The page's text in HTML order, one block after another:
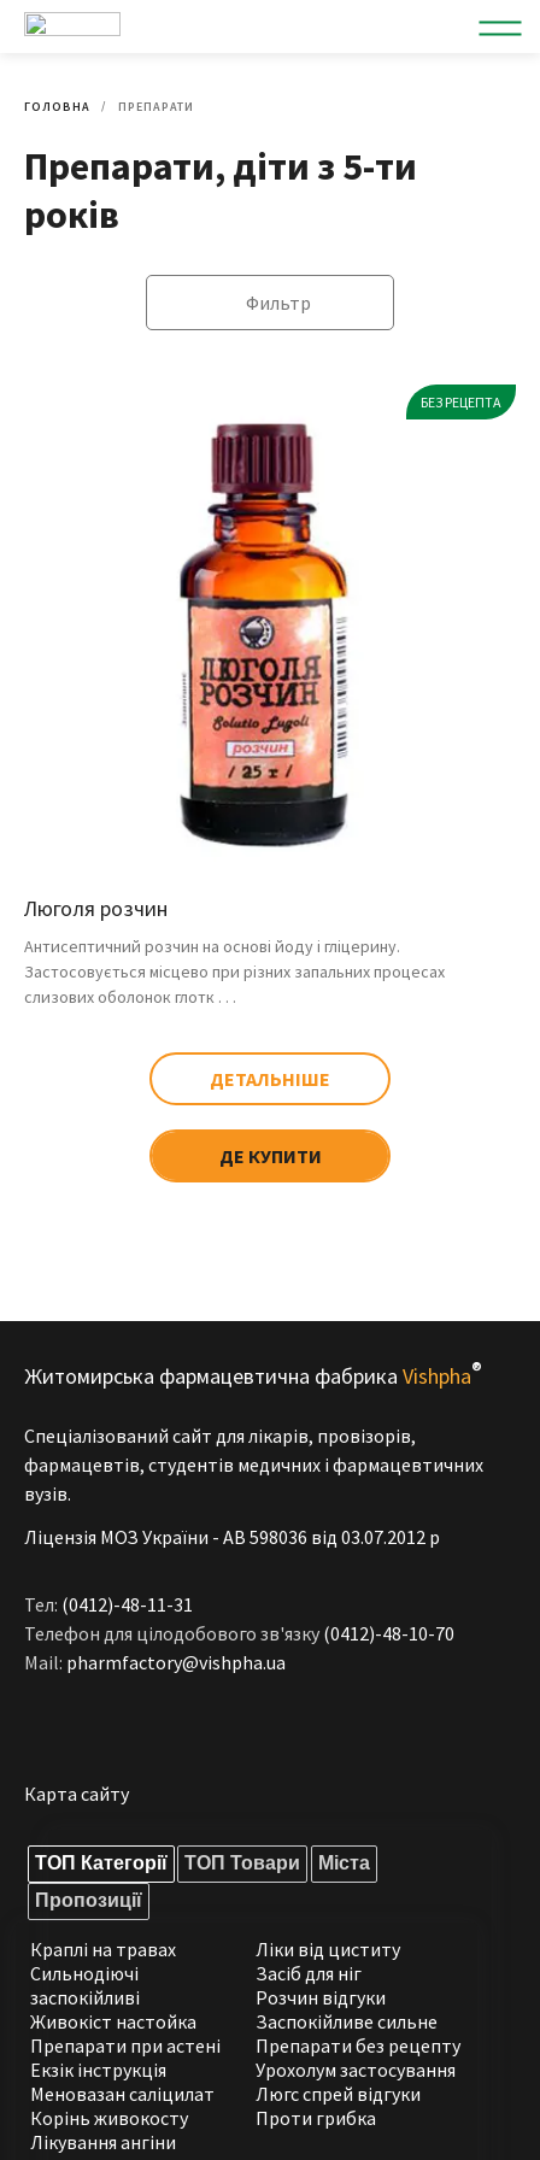
ГОЛОВНА ПРЕПАРАТИ
Препарати, діти з 5-ти
років
Фильтр
БЕЗ РЕЦЕПТА
Люголя розчин
Антисептичний розчин на основі йоду і гліцерину.
Застосовується місцево при різних запальних процесах
слизових оболонок глотк . . .
ДЕТАЛЬНІШЕ
ДЕ КУПИТИ
Житомирська фармацевтична фабрика Vishpha®
Спеціалізований сайт для лікарів, провізорів,
фармацевтів, студентів медичних і фармацевтичних
вузів.
Ліцензія МОЗ України - АВ 598036 від 03.07.2012 р
Тел: (0412)-48-11-31
Телефон для цілодобового зв'язку (0412)-48-10-70
Mail: pharmfactory@vishpha.ua
Карта сайту
ТОП Категорії ТОП Товари
Міста
Пропозиції
Краплі на травах
Сильнодіючі
заспокійливі
Живокіст настойка
Препарати при астені
Екзік інструкція
Меновазан саліцилат
Корінь живокосту
Лікування ангіни
Ліки від циститу
Засіб для ніг
Розчин відгуки
Заспокійливе сильне
Препарати без рецепту
Урохолум застосування
Люгс спрей відгуки
Проти грибка